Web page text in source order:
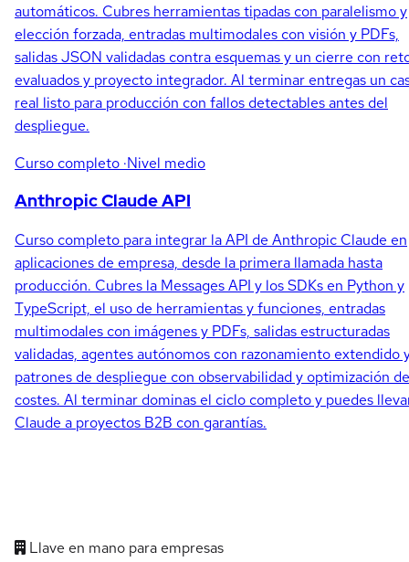
automáticos. Cubres herramientas tipadas con paralelismo y
elección forzada, entradas multimodales con visión y PDFs,
salidas JSON validadas contra esquemas y un cierre con
evaluados y proyecto integrador. Al terminar entregas un
real listo para producción con fallos detectables antes del
despliegue.
Curso completo ·Nivel medio
Anthropic Claude API
Curso completo para integrar la API de Anthropic Claude en
aplicaciones de empresa, desde la primera llamada hasta
producción. Cubres la Messages API y los SDKs en Python y
TypeScript, el uso de herramientas y funciones, entradas
multimodales con imágenes y PDFs, salidas estructuradas
validadas, agentes autónomos con razonamiento extendido
patrones de despliegue con observabilidad y optimización de
costes. Al terminar dominas el ciclo completo y puedes
Claude a proyectos B2B con garantías.
Llave en mano para empresas